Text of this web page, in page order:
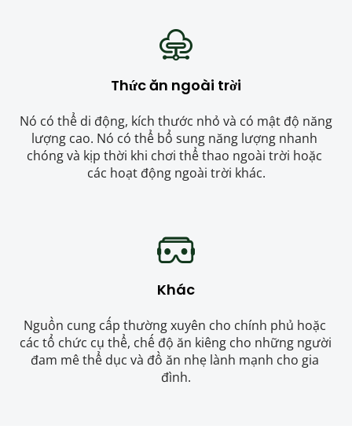
Thức ăn ngoài trời
Nó có thể di động, kích thước nhỏ và có mật độ năng
lượng cao. Nó có thể bổ sung năng lượng nhanh
chóng và kịp thời khi chơi thể thao ngoài trời hoặc
các hoạt động ngoài trời khác.
Khác
Nguồn cung cấp thường xuyên cho chính phủ hoặc
các tổ chức cụ thể, chế độ ăn kiêng cho những người
đam mê thể dục và đồ ăn nhẹ lành mạnh cho gia
đình.